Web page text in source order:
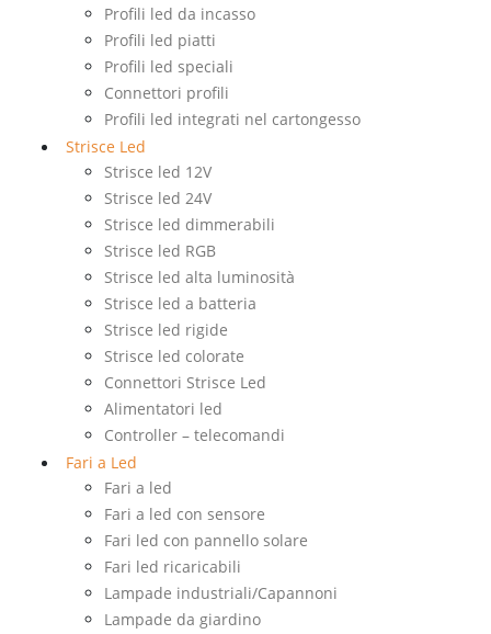
Profili led da incasso
Profili led piatti
Profili led speciali
Connettori profili
Profili led integrati nel cartongesso
Strisce Led
Strisce led 12V
Strisce led 24V
Strisce led dimmerabili
Strisce led RGB
Strisce led alta luminosità
Strisce led a batteria
Strisce led rigide
Strisce led colorate
Connettori Strisce Led
Alimentatori led
Controller – telecomandi
Fari a Led
Fari a led
Fari a led con sensore
Fari led con pannello solare
Fari led ricaricabili
Lampade industriali/Capannoni
Lampade da giardino